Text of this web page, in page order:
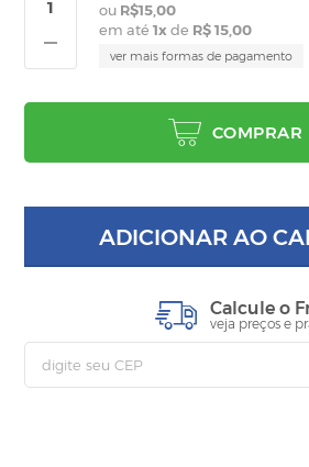
R$15,00
em até1x de R$ 15,00
ver mais formas de pagamento
COMPRAR
ADICIONAR AO
Calcule o
veja preços e